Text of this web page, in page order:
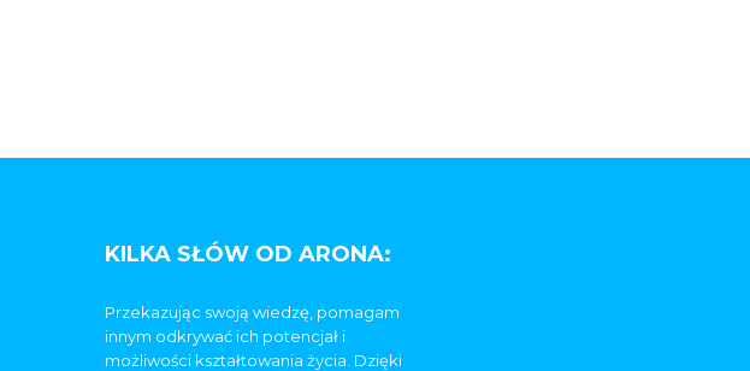
KILKA SŁÓW OD ARONA:
Przekazując swoją wiedzę, pomagam
innym odkrywać ich potencjał i
możliwości kształtowania życia. Dzięki